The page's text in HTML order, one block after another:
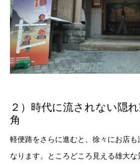
２）時代に流されない隠
角
軽便路をさらに進むと、徐々にお店も
なります。ところどころ見える雄大